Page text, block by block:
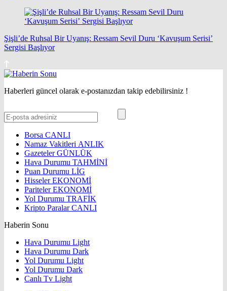
Şişli’de Ruhsal Bir Uyanış: Ressam Sevil Duru ‘Kavuşum Serisi’
Sergisi Başlıyor
Haberleri güncel olarak e-postanızdan takip edebilirsiniz !
Borsa CANLI
Namaz Vakitleri ANLIK
GazetelerGÜNLÜK
Hava Durumu TAHMİNİ
Puan Durumu LİG
HisselerEKONOMİ
ParitelerEKONOMİ
Yol Durumu TRAFİK
Kripto ParalarCANLI
Haberin Sonu
Hava Durumu Light
Hava Durumu Dark
Yol Durumu Light
Yol Durumu Dark
Canlı Tv Light